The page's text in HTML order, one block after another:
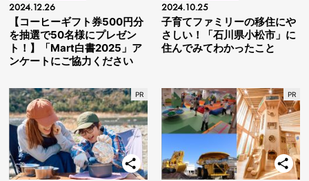
2024.12.26
【コーヒーギフト券500円分
を抽選で50名様にプレゼン
ト！】「Mart白書2025」ア
ンケートにご協力ください
2024.10.25
子育てファミリーの移住にや
さしい！「石川県小松市」に
住んでみてわかったこと